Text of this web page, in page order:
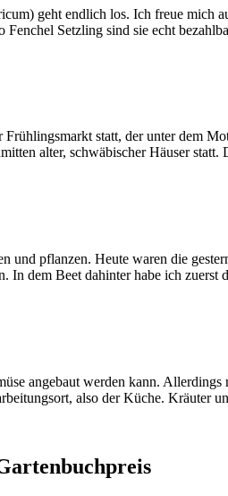
geht endlich los. Ich freue mich
Setzling sind sie echt
statt, der unter dem
alter, schwäbischer Häuser
und pflanzen. Heute waren die
In dem Beet dahinter habe ich
angebaut werden kann.
also der Küche. Kräuter